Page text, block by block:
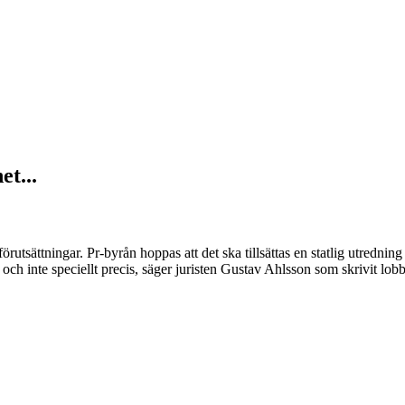
Pr-byrån hoppas att det ska tillsättas en statlig
inte speciellt precis, säger juristen Gustav Ahlsson som skrivit